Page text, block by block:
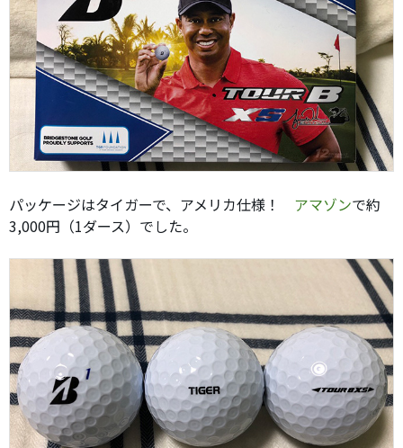
パッケージはタイガーで、アメリカ仕様！ アマゾンで約
3,000円（1ダース）でした。